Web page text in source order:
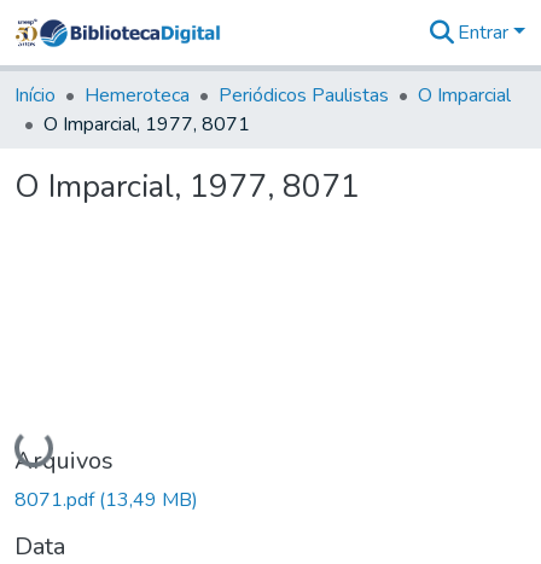
&
Coleções
Tudo na
Digital
Entrar
Início Hemeroteca Periódicos Paulistas
O Imparcial
O Imparcial, 1977, 8071
O Imparcial, 1977, 8071
Carregando...
Arquivos
8071.pdf(13,49 MB)
Data